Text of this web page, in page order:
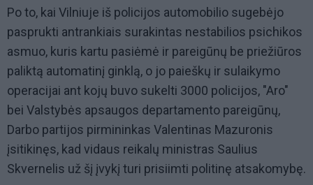
Po to, kai Vilniuje iš policijos automobilio sugebėjo
pasprukti antrankiais surakintas nestabilios psichikos
asmuo, kuris kartu pasiėmė ir pareigūnų be priežiūros
paliktą automatinį ginklą, o jo paieškų ir sulaikymo
operacijai ant kojų buvo sukelti 3000 policijos, "Aro"
bei Valstybės apsaugos departamento pareigūnų,
Darbo partijos pirmininkas Valentinas Mazuronis
įsitikinęs, kad vidaus reikalų ministras Saulius
Skvernelis už šį įvykį turi prisiimti politinę atsakomybę.